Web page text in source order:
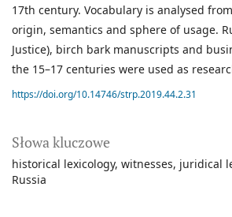
Słowa kluczowe
historical lexicology witnesses juridical
Russia
17th century. Vocabulary is analysed
origin, semantics and sphere of usage.
Justice), birch bark manuscripts and
the 15–17 centuries were used as
https://doi.org/10.14746/strp.2019.44.2.31